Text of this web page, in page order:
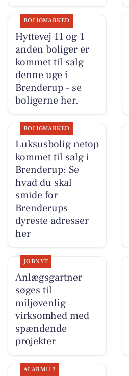
BOLIGMARKED
Hyttevej 11 og 1
anden boliger er
kommet til salg
denne uge i
Brenderup - se
boligerne her.
BOLIGMARKED
Luksusbolig netop
kommet til salg i
Brenderup: Se
hvad du skal
smide for
Brenderups
dyreste adresser
her
JOBNYT
Anlægsgartner
søges til
miljøvenlig
virksomhed med
spændende
projekter
ALARM112